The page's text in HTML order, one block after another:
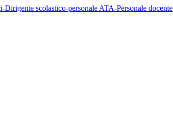
scolastico-personale ATA-Personale docente